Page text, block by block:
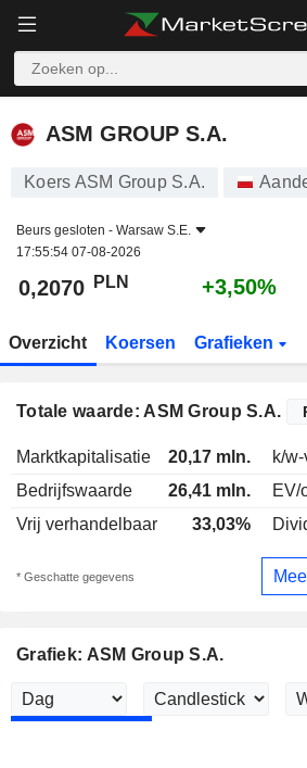
ASM GROUP S.A.
ASM GROUP S.A.
Koers ASM Group S.A.
Beurs gesloten - Warsaw S.E.
17:55:54 07-08-2026
0,2070 PLN +3,50%
Overzicht Koersen Grafieken
Totale waarde: ASM Group S.A.
Marktkapitalisatie 20,17 mln.
k/
Bedrijfswaarde
26,41 mln.
EV/
Vrij verhandelbaar
33,03%
* Geschatte gegevens
Grafiek: ASM Group S.A.